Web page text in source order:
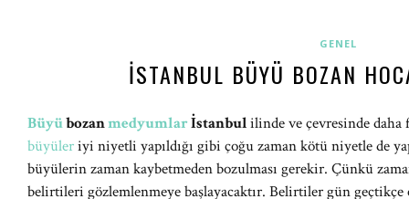
GENEL
İSTANBUL BÜYÜ BOZAN
Büyübozanmedyumlarİstanbulilinde ve çevresinde daha
büyüleriyi niyetli yapıldığı gibi çoğu zaman kötü niyetle de
büyülerin zaman kaybetmeden bozulması gerekir. Çünkü
belirtileri gözlemlenmeye başlayacaktır. Belirtiler gün